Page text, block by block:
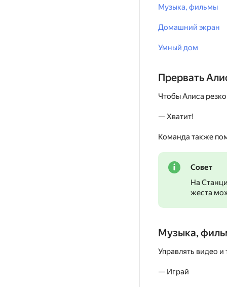
Музыка, фильмы
Домашний экран
Умный дом
Прервать
Чтобы Алиса
— Хватит!
Команда также
Совет
На
жеста
Музыка,
Управлять видео и
— Играй